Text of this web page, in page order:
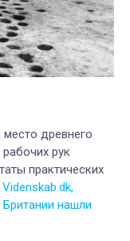
древнего
рук
практических
Videnskab.dk,
Британии нашли